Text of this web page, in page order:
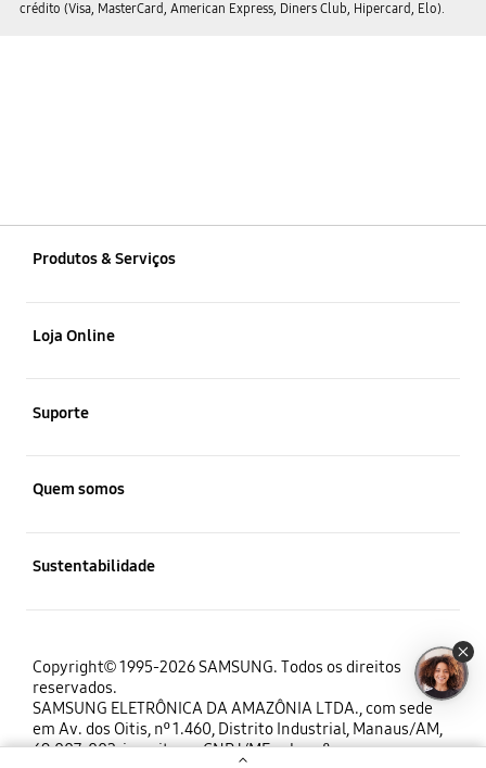
crédito (Visa, MasterCard, American Express, Diners Club, Hipercard, Elo).
Produtos & Serviços
Smartphones
Tablets
Áudio
TVs
Loja Online
Promoções
Smartphones
Televisores
Ajuda para Comprar
Perguntas Frequentes
Suporte
Suporte de Produtos
Registro do produto
Telefones
Contatos Online
Quem somos
Informações da empresa
Área de negócios
Identidade da marca
Carreiras
Sustentabilidade
Segurança e Privacidade
Acessibilidade
Copyright© 1995-2026 SAMSUNG. Todos os direitos
reservados.
SAMSUNG ELETRÔNICA DA AMAZÔNIA LTDA., com sede
em Av. dos Oitis, nº 1.460, Distrito Industrial, Manaus/AM,
69.007-002, inscrita no CNPJ/MF sob o nº.